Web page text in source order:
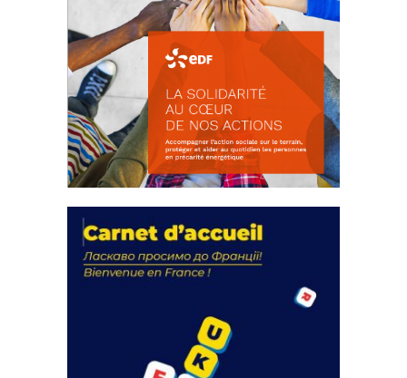
actions
18 septembre 2023
FEUILLETER